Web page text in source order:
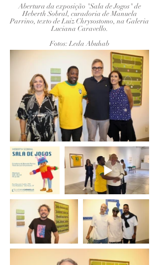
Abertura da exposição "Sala de Jogos" de
Heberth Sobral, curadoria de Manuela
Parrino, texto de Luiz Chrysostomo, na Galeria
Luciana Caravello.
Fotos: Leda Abuhab